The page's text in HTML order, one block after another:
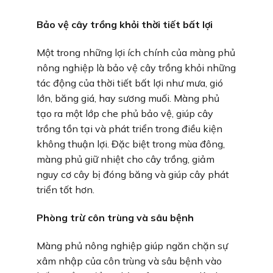
Bảo vệ cây trồng khỏi thời tiết bất lợi
Một trong những lợi ích chính của màng phủ
nông nghiệp là bảo vệ cây trồng khỏi những
tác động của thời tiết bất lợi như mưa, gió
lớn, băng giá, hay sương muối. Màng phủ
tạo ra một lớp che phủ bảo vệ, giúp cây
trồng tồn tại và phát triển trong điều kiện
không thuận lợi. Đặc biệt trong mùa đông,
màng phủ giữ nhiệt cho cây trồng, giảm
nguy cơ cây bị đóng băng và giúp cây phát
triển tốt hơn.
Phòng trừ côn trùng và sâu bệnh
Màng phủ nông nghiệp giúp ngăn chặn sự
xâm nhập của côn trùng và sâu bệnh vào